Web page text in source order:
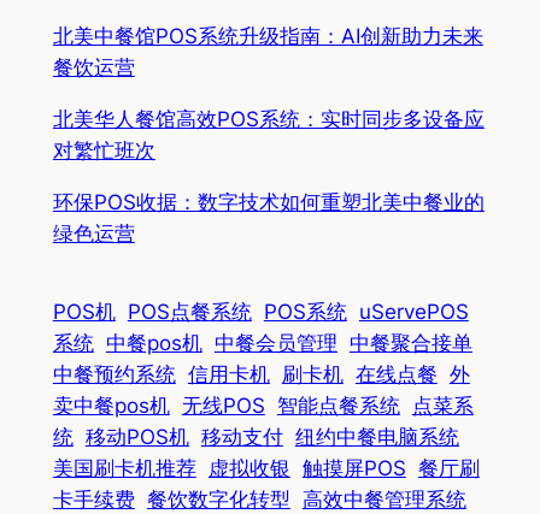
北美中餐馆POS系统升级指南：AI创新助力未来
餐饮运营
北美华人餐馆高效POS系统：实时同步多设备应
对繁忙班次
环保POS收据：数字技术如何重塑北美中餐业的
绿色运营
POS机 POS点餐系统 POS系统 uServePOS
系统 中餐pos机 中餐会员管理 中餐聚合接单
中餐预约系统 信用卡机 刷卡机 在线点餐 外
卖中餐pos机 无线POS 智能点餐系统
点菜系
统 移动POS机 移动支付 纽约中餐电脑系统
美国刷卡机推荐
虚拟收银 触摸屏POS 餐厅刷
卡手续费 餐饮数字化转型 高效中餐管理系统